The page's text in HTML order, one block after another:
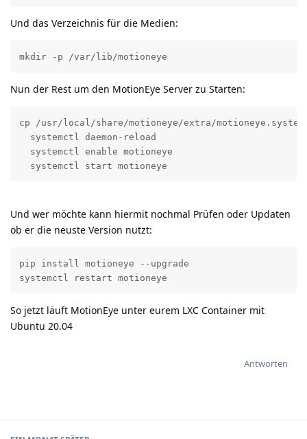
Und das Verzeichnis für die Medien:
mkdir -p /var/lib/motioneye
Nun der Rest um den MotionEye Server zu Starten:
cp /usr/local/share/motioneye/extra/
  systemctl daemon-reload
  systemctl enable motioneye
  systemctl start motioneye
Und wer möchte kann hiermit nochmal Prüfen oder Updaten
ob er die neuste Version nutzt:
pip install motioneye --upgrade
systemctl restart motioneye
So jetzt läuft MotionEye unter eurem LXC Container mit
Ubuntu 20.04
Antworten